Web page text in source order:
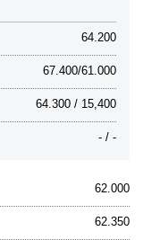
64.200
67.400/61.000
64.300 / 15,400
- / -
62.000
62.350